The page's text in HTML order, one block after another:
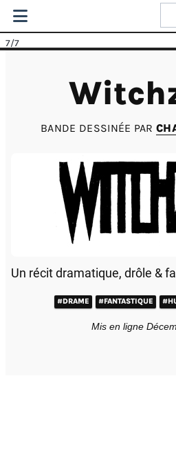
7/7
BANDE DESSINÉE PAR
Un récit dramatique, drôle &
#DRAME #FANTASTIQUE
Mis en ligne